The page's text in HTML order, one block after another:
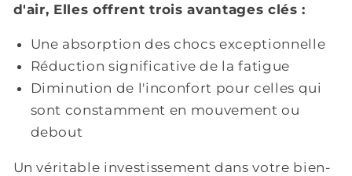
d'air, Elles offrent trois avantages clés :
Une absorption des chocs exceptionnelle
Réduction significative de la fatigue
Diminution de l'inconfort pour celles qui
sont constamment en mouvement ou
debout
Un véritable investissement dans votre bien-